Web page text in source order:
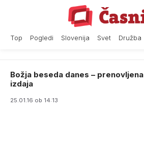
Top Pogledi Slovenija Svet Družba
Božja beseda danes – prenovljena
izdaja
25.01.16 ob 14:13